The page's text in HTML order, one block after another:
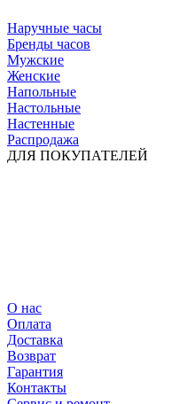
Наручные часы
Бренды часов
Мужские
Женские
Напольные
Настольные
Настенные
Распродажа
ДЛЯ ПОКУПАТЕЛЕЙ
О нас
Оплата
Доставка
Возврат
Гарантия
Контакты